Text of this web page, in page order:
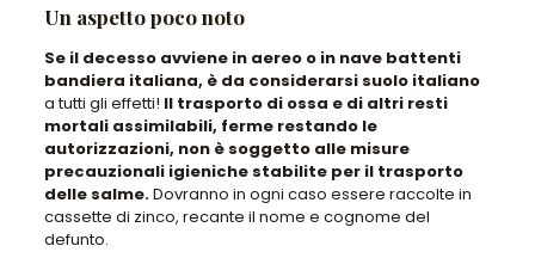
Un aspetto poco noto
Se il decesso avviene in aereo o in nave battenti
bandiera italiana, è da considerarsi suolo italiano
a tutti gli effetti! Il trasporto di ossa e di altri resti
mortali assimilabili, ferme restando le
autorizzazioni, non è soggetto alle misure
precauzionali igieniche stabilite per il trasporto
delle salme.Dovranno in ogni caso essere raccolte in
cassette di zinco, recante il nome e cognome del
defunto.